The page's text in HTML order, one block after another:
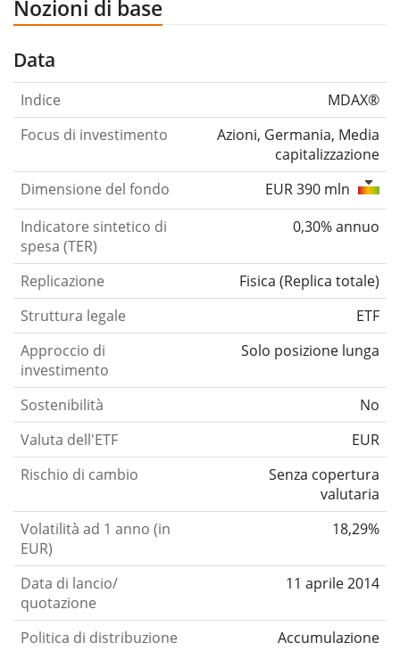
Nozioni di base
Data
Indice
MDAX®
Focus di investimento
Azioni, Germania, Media
capitalizzazione
Dimensione del fondo
EUR 390 mln
Indicatore sintetico di
spesa (TER)
0,30% annuo
Replicazione Fisica (Replica totale)
Struttura legale
ETF
Approccio di
investimento
Solo posizione lunga
Sostenibilità
No
Valuta dell'ETF
EUR
Rischio di cambio
Senza copertura
valutaria
Volatilità ad 1 anno (in
EUR)
18,29%
Data di lancio/
quotazione
11 aprile 2014
Politica di distribuzione
Accumulazione